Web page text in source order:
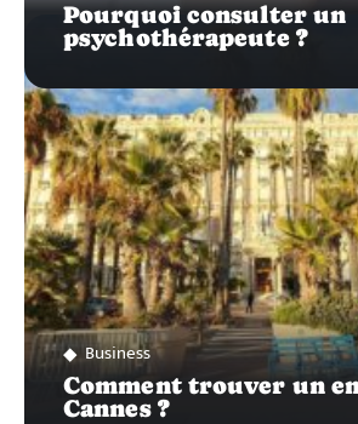
Pourquoi consulter un
psychothérapeute ?
Business
Comment trouver un
Cannes ?